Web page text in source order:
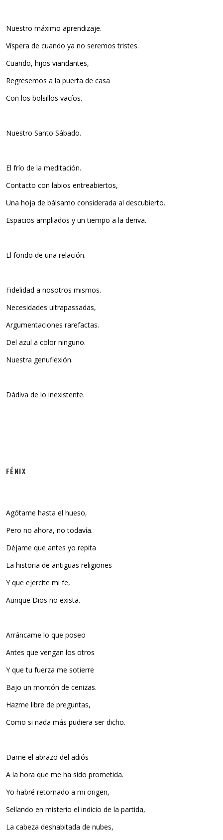
Nuestro máximo aprendizaje.
Víspera de cuando ya no seremos tristes.
Cuando, hijos viandantes,
Regresemos a la puerta de casa
Con los bolsillos vacíos.
Nuestro Santo Sábado.
El frío de la meditación.
Contacto con labios entreabiertos,
Una hoja de bálsamo considerada al descubierto.
Espacios ampliados y un tiempo a la deriva.
El fondo de una relación.
Fidelidad a nosotros mismos.
Necesidades ultrapassadas,
Argumentaciones rarefactas.
Del azul a color ninguno.
Nuestra genuflexión.
Dádiva de lo inexistente.
FÉNIX
Agótame hasta el hueso,
Pero no ahora, no todavía.
Déjame que antes yo repita
La historia de antiguas religiones
Y que ejercite mi fe,
Aunque Dios no exista.
Arráncame lo que poseo
Antes que vengan los otros
Y que tu fuerza me sotierre
Bajo un montón de cenizas.
Hazme libre de preguntas,
Como si nada más pudiera ser dicho.
Dame el abrazo del adiós
A la hora que me ha sido prometida.
Yo habré retornado a mi origen,
Sellando en misterio el indicio de la partida,
La cabeza deshabitada de nubes,